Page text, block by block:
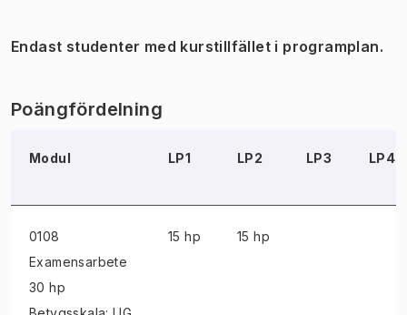
Endast studenter med kurstillfället i programplan.
Poängfördelning
Modul LP1 LP2 LP3 LP4
0108
Examensarbete
30 hp
15 hp 15 hp